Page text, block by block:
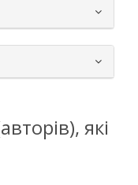
які